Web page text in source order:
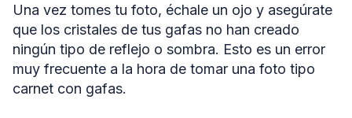
Una vez tomes tu foto, échale un ojo y asegúrate
que los cristales de tus gafas no han creado
ningún tipo de reflejo o sombra. Esto es un error
muy frecuente a la hora de tomar una foto tipo
carnet con gafas.